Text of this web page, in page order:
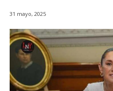
31 mayo, 2025